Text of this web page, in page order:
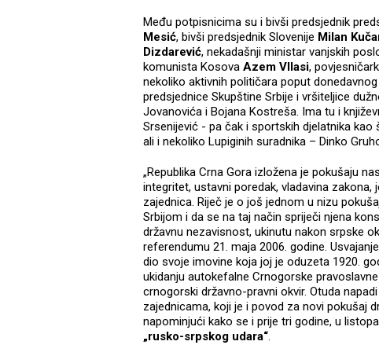
Među potpisnicima su i bivši predsjednik
Mesić, bivši predsjednik Slovenije Milan
Dizdarević, nekadašnji ministar vanjskih
komunista Kosova Azem Vllasi,
nekoliko aktivnih političara poput
predsjednice Skupštine Srbije i vršiteljice
Jovanovića i Bojana Kostreša. Ima tu i
Srsenijević - pa čak i sportskih djelatnika
ali i nekoliko Lupiginih suradnika – Dinko
„Republika Crna Gora izložena je pokušaju
integritet, ustavni poredak, vladavina
zajednica. Riječ je o još jednom u nizu
Srbijom i da se na taj način spriječi njena
državnu nezavisnost, ukinutu nakon srpske
referendumu 21. maja 2006. godine.
dio svoje imovine koja joj je oduzeta 1920.
ukidanju autokefalne Crnogorske
crnogorski državno-pravni okvir. Otuda
zajednicama, koji je i povod za novi pokušaj
napominjući kako se i prije tri godine, u
„rusko-srpskog udara“.